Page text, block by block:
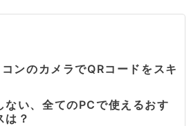
ンのカメラでQRコードをスキ
ない、全てのPCで使えるおす
は？